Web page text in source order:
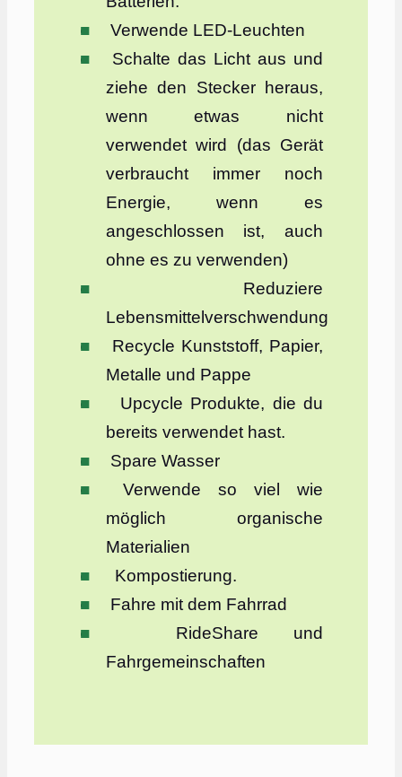
Verwende LED-Leuchten
Schalte das Licht aus und
ziehe den Stecker heraus,
wenn etwas nicht
verwendet wird (das Gerät
verbraucht immer noch
Energie, wenn es
angeschlossen ist, auch
ohne es zu verwenden)
Reduziere
Lebensmittelverschwendung
Recycle Kunststoff, Papier,
Metalle und Pappe
Upcycle Produkte, die du
bereits verwendet hast.
Spare Wasser
Verwende so viel wie
möglich organische
Materialien
Kompostierung.
Fahre mit dem Fahrrad
RideShare und
Fahrgemeinschaften